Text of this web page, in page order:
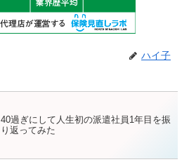
ハイ子
40過ぎにして人生初の派遣社員1年目を振
り返ってみた